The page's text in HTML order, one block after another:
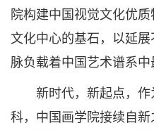
院构建中国视觉文化优
文化中心的基石，以延
脉负载着中国艺术谱系中
新时代，新起点，作
科，中国画学院接续自